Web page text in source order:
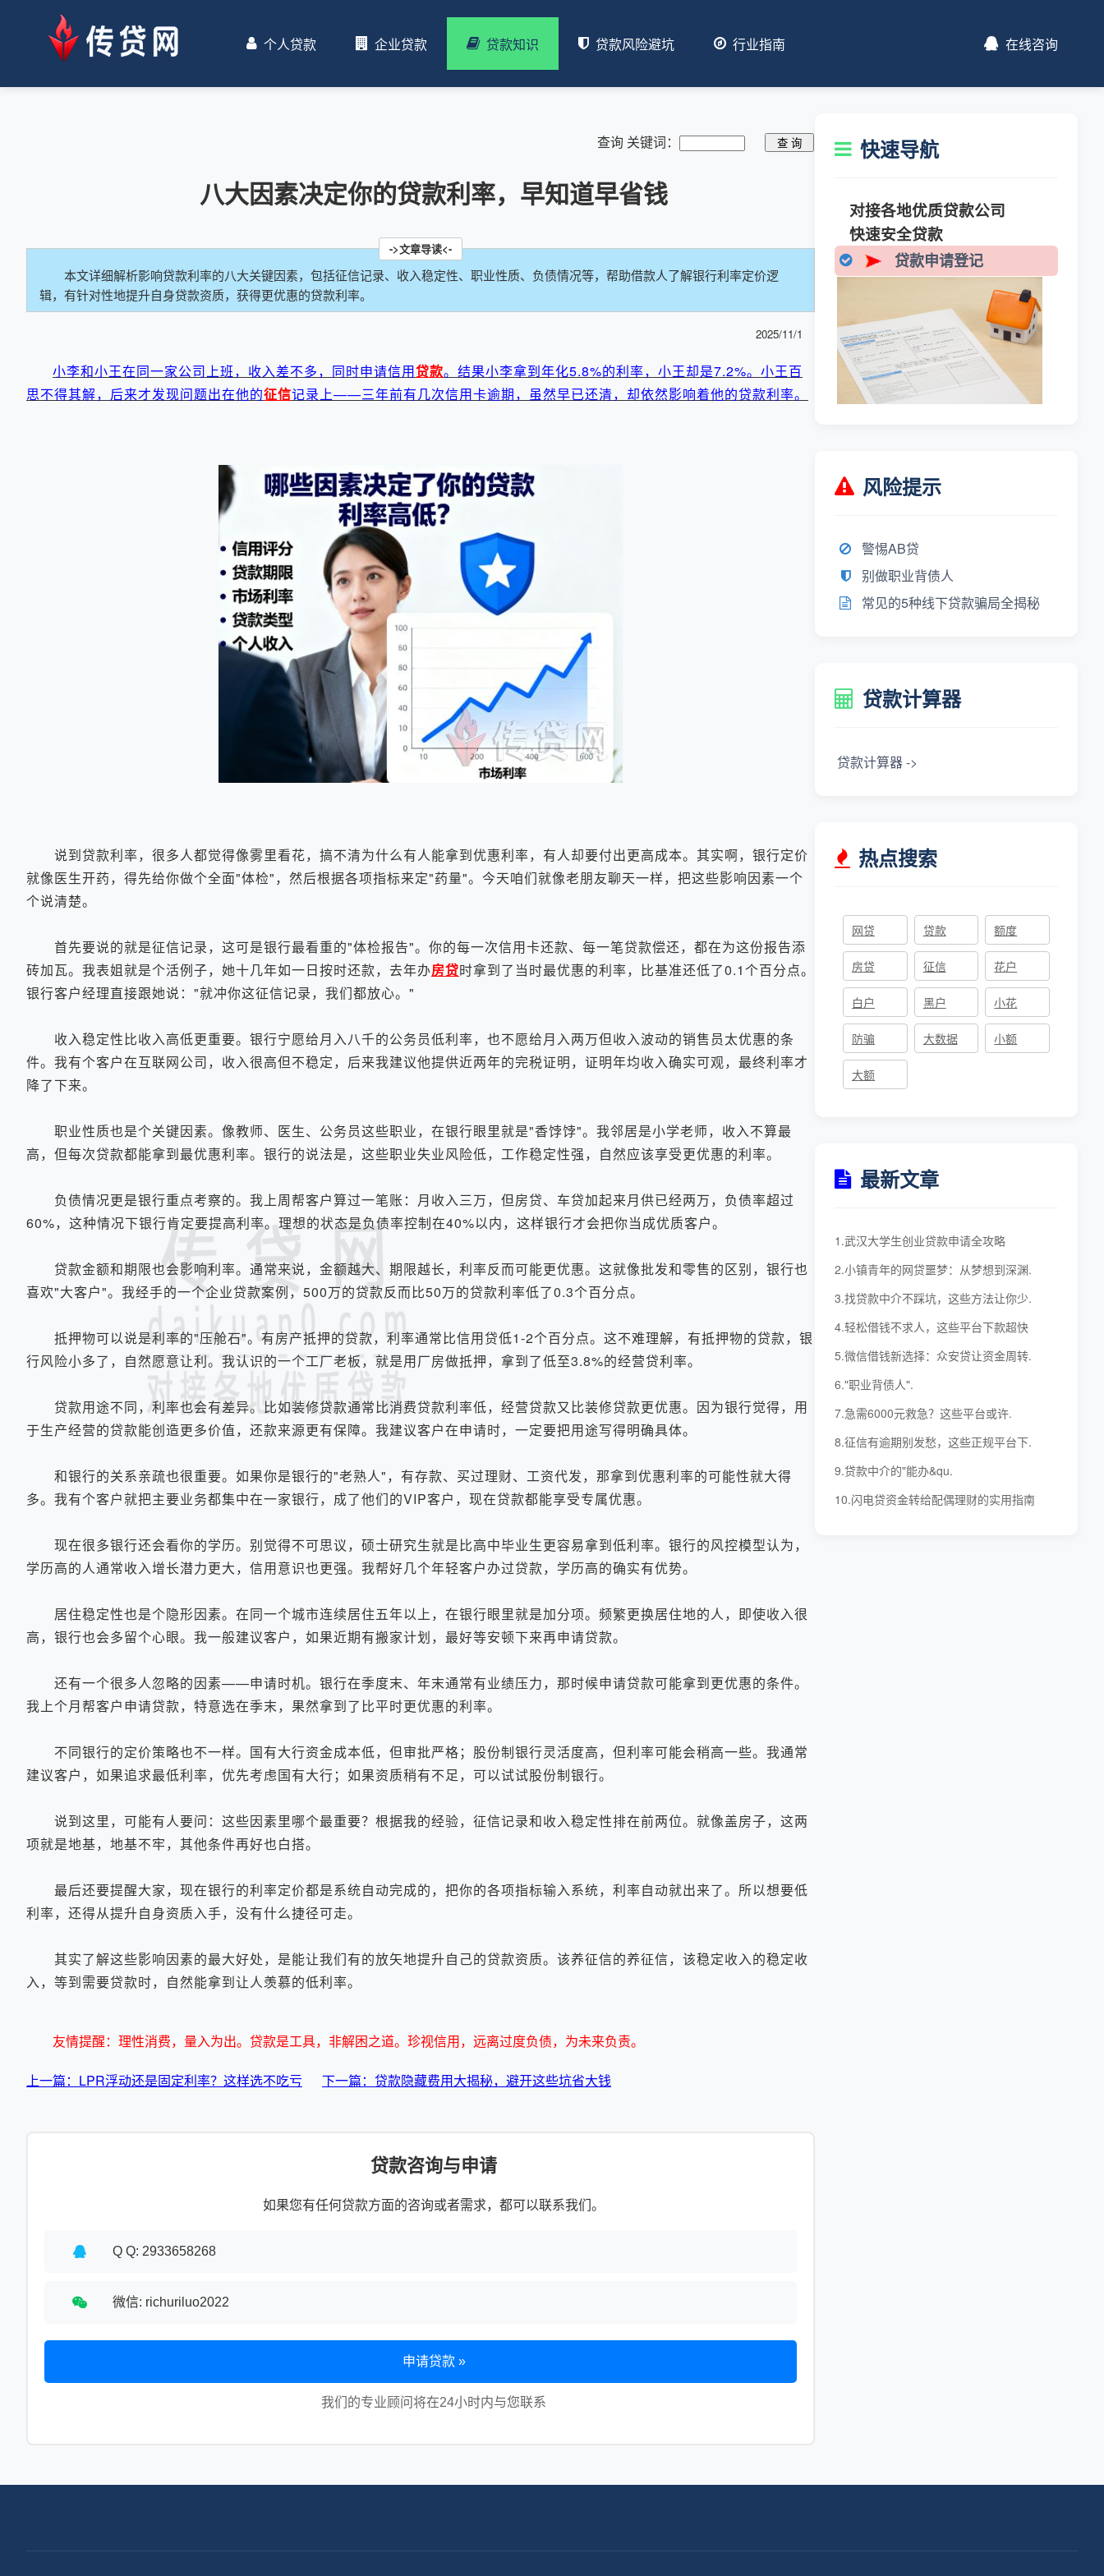
个人贷款 企业贷款 贷款知识 贷款风险避坑 行业指南 在线咨询
查询 关键词：
八大因素决定你的贷款利率，早知道早省钱
本文详细解析影响贷款利率的八大关键因素，包括征信记录、收入稳定性、职业性质、负债情况等，帮助借款人了解银行利率定价逻
辑，有针对性地提升自身贷款资质，获得更优惠的贷款利率。
2025/11/1
小李和小王在同一家公司上班，收入差不多，同时申请信用贷款。结果小李拿到年化5.8%的利率，小王却是7.2%。小王百
思不得其解，后来才发现问题出在他的征信记录上——三年前有几次信用卡逾期，虽然早已还清，却依然影响着他的贷款利率。
说到贷款利率，很多人都觉得像雾里看花，搞不清为什么有人能拿到优惠利率，有人却要付出更高成本。其实啊，银行定价
就像医生开药，得先给你做个全面"体检"，然后根据各项指标来定"药量"。今天咱们就像老朋友聊天一样，把这些影响因素一个
个说清楚。
首先要说的就是征信记录，这可是银行最看重的"体检报告"。你的每一次信用卡还款、每一笔贷款偿还，都在为这份报告添
砖加瓦。我表姐就是个活例子，她十几年如一日按时还款，去年办房贷时拿到了当时最优惠的利率，比基准还低了0.1个百分点。
银行客户经理直接跟她说："就冲你这征信记录，我们都放心。"
收入稳定性比收入高低更重要。银行宁愿给月入八千的公务员低利率，也不愿给月入两万但收入波动的销售员太优惠的条
件。我有个客户在互联网公司，收入很高但不稳定，后来我建议他提供近两年的完税证明，证明年均收入确实可观，最终利率才
降了下来。
职业性质也是个关键因素。像教师、医生、公务员这些职业，在银行眼里就是"香饽饽"。我邻居是小学老师，收入不算最
高，但每次贷款都能拿到最优惠利率。银行的说法是，这些职业失业风险低，工作稳定性强，自然应该享受更优惠的利率。
负债情况更是银行重点考察的。我上周帮客户算过一笔账：月收入三万，但房贷、车贷加起来月供已经两万，负债率超过
60%，这种情况下银行肯定要提高利率。理想的状态是负债率控制在40%以内，这样银行才会把你当成优质客户。
贷款金额和期限也会影响利率。通常来说，金额越大、期限越长，利率反而可能更优惠。这就像批发和零售的区别，银行也
喜欢"大客户"。我经手的一个企业贷款案例，500万的贷款反而比50万的贷款利率低了0.3个百分点。
抵押物可以说是利率的"压舱石"。有房产抵押的贷款，利率通常比信用贷低1-2个百分点。这不难理解，有抵押物的贷款，银
行风险小多了，自然愿意让利。我认识的一个工厂老板，就是用厂房做抵押，拿到了低至3.8%的经营贷利率。
贷款用途不同，利率也会有差异。比如装修贷款通常比消费贷款利率低，经营贷款又比装修贷款更优惠。因为银行觉得，用
于生产经营的贷款能创造更多价值，还款来源更有保障。我建议客户在申请时，一定要把用途写得明确具体。
和银行的关系亲疏也很重要。如果你是银行的"老熟人"，有存款、买过理财、工资代发，那拿到优惠利率的可能性就大得
多。我有个客户就把主要业务都集中在一家银行，成了他们的VIP客户，现在贷款都能享受专属优惠。
现在很多银行还会看你的学历。别觉得不可思议，硕士研究生就是比高中毕业生更容易拿到低利率。银行的风控模型认为，
学历高的人通常收入增长潜力更大，信用意识也更强。我帮好几个年轻客户办过贷款，学历高的确实有优势。
居住稳定性也是个隐形因素。在同一个城市连续居住五年以上，在银行眼里就是加分项。频繁更换居住地的人，即使收入很
高，银行也会多留个心眼。我一般建议客户，如果近期有搬家计划，最好等安顿下来再申请贷款。
还有一个很多人忽略的因素——申请时机。银行在季度末、年末通常有业绩压力，那时候申请贷款可能拿到更优惠的条件。
我上个月帮客户申请贷款，特意选在季末，果然拿到了比平时更优惠的利率。
不同银行的定价策略也不一样。国有大行资金成本低，但审批严格；股份制银行灵活度高，但利率可能会稍高一些。我通常
建议客户，如果追求最低利率，优先考虑国有大行；如果资质稍有不足，可以试试股份制银行。
说到这里，可能有人要问：这些因素里哪个最重要？根据我的经验，征信记录和收入稳定性排在前两位。就像盖房子，这两
项就是地基，地基不牢，其他条件再好也白搭。
最后还要提醒大家，现在银行的利率定价都是系统自动完成的，把你的各项指标输入系统，利率自动就出来了。所以想要低
利率，还得从提升自身资质入手，没有什么捷径可走。
其实了解这些影响因素的最大好处，是能让我们有的放矢地提升自己的贷款资质。该养征信的养征信，该稳定收入的稳定收
入，等到需要贷款时，自然能拿到让人羡慕的低利率。
友情提醒：理性消费，量入为出。贷款是工具，非解困之道。珍视信用，远离过度负债，为未来负责。
上一篇：LPR浮动还是固定利率？这样选不吃亏 下一篇：贷款隐藏费用大揭秘，避开这些坑省大钱
贷款咨询与申请
如果您有任何贷款方面的咨询或者需求，都可以联系我们。
Q Q: 2933658268
微信: richuriluo2022
申请贷款 »
我们的专业顾问将在24小时内与您联系
快速导航
对接各地优质贷款公司
快速安全贷款
贷款申请登记
风险提示
警惕AB贷
别做职业背债人
常见的5种线下贷款骗局全揭秘
贷款计算器
贷款计算器 ->
热点搜索
网贷 贷款 额度
房贷 征信 花户
白户 黑户 小花
防骗 大数据 小额
大额
最新文章
1.武汉大学生创业贷款申请全攻略
2.小镇青年的网贷噩梦：从梦想到深渊.
3.找贷款中介不踩坑，这些方法让你少.
4.轻松借钱不求人，这些平台下款超快
5.微信借钱新选择：众安贷让资金周转.
6."职业背债人".
7.急需6000元救急？这些平台或许.
8.征信有逾期别发愁，这些正规平台下.
9.贷款中介的"能办&qu.
10.闪电贷资金转给配偶理财的实用指南